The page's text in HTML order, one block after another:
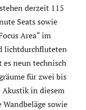
derzeit 115
Seats sowie
Area“ im
lichtdurchfluteten
es neun technisch
für zwei bis
Akustik in diesem
sowie